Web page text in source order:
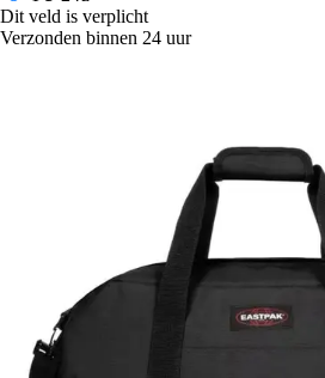
Dit veld is verplicht
Verzonden binnen 24 uur